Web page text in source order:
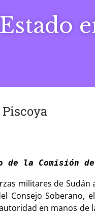
Piscoya
la Comisión de
militares de
Consejo
en manos